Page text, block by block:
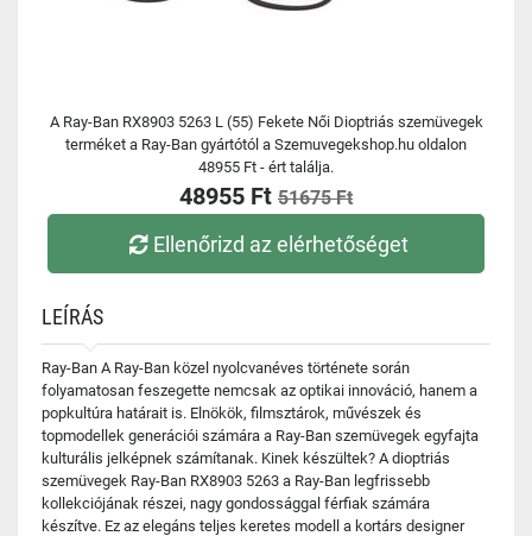
A Ray-Ban RX8903 5263 L (55) Fekete Női Dioptriás szemüvegek
terméket a Ray-Ban gyártótól a Szemuvegekshop.hu oldalon
48955 Ft - ért találja.
48955 Ft 51675 Ft
Ellenőrizd az elérhetőséget
LEÍRÁS
Ray-Ban A Ray-Ban közel nyolcvanéves története során
folyamatosan feszegette nemcsak az optikai innováció, hanem a
popkultúra határait is. Elnökök, filmsztárok, művészek és
topmodellek generációi számára a Ray-Ban szemüvegek egyfajta
kulturális jelképnek számítanak. Kinek készültek? A dioptriás
szemüvegek Ray-Ban RX8903 5263 a Ray-Ban legfrissebb
kollekciójának részei, nagy gondossággal férfiak számára
készítve. Ez az elegáns teljes keretes modell a kortárs designer